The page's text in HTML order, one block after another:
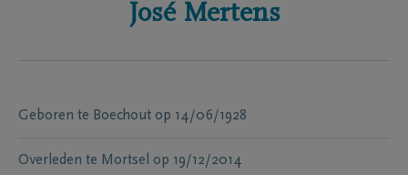
José Mertens
Geboren te Boechout op 14/06/1928
Overleden te Mortsel op 19/12/2014